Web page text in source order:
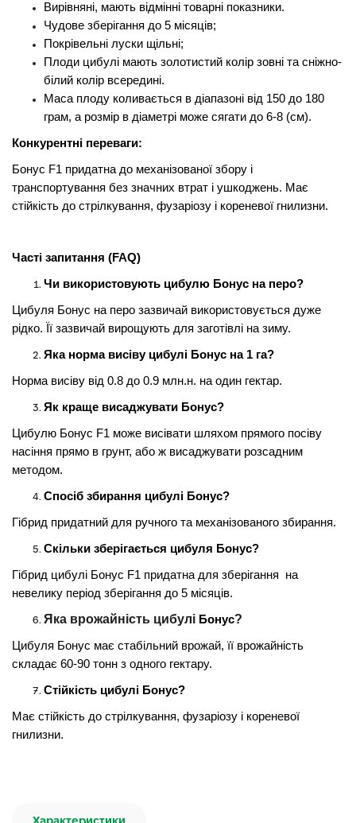
Вирівняні, мають відмінні товарні показники.
Чудове зберігання до 5 місяців;
Покрівельні луски щільні;
Плоди цибулі мають золотистий колір зовні та сніжно-
білий колір всередині.
Маса плоду коливається в діапазоні від 150 до 180
грам, а розмір в діаметрі може сягати до 6-8 (см).
Конкурентні переваги:
Бонус F1 придатна до механізованої збору і
транспортування без значних втрат і ушкоджень. Має
стійкість до стрілкування, фузаріозу і кореневої гнилизни.
Часті запитання (FAQ)
Чи використовують цибулю Бонус на перо?
Цибуля Бонус на перо зазвичай використовується дуже
рідко. Її зазвичай вирощують для заготівлі на зиму.
Яка норма висіву цибулі Бонус на 1 га?
Норма висіву від 0.8 до 0.9 млн.н. на один гектар.
Як краще висаджувати Бонус?
Цибулю Бонус F1 може висівати шляхом прямого посіву
насіння прямо в грунт, або ж висаджувати розсадним
методом.
Спосіб збирання цибулі Бонус?
Гібрид придатний для ручного та механізованого збирання.
Скільки зберігається цибуля Бонус?
Гібрид цибулі Бонус F1 придатна для зберігання на
невелику період зберігання до 5 місяців.
Яка врожайність цибулі Бонус?
Цибуля Бонус має стабільний врожай, її врожайність
складає 60-90 тонн з одного гектару.
Стійкість цибулі Бонус?
Має стійкість до стрілкування, фузаріозу і кореневої
гнилизни.